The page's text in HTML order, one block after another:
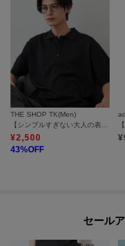
THE SHOP TK(Men)
【シンプルすぎない大人の表情】ケーブルフクレポロシャツ 吸水速乾/UVケア/洗濯機OK
¥2,500
43%OFF
¥
セール